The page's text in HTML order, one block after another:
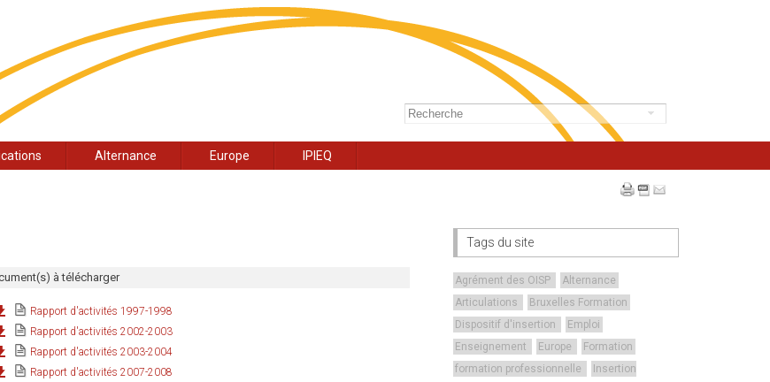
Alternance Europe IPIEQ
à télécharger
Rapport d'activités 1997-1998
Rapport d'activités 2002-2003
Rapport d'activités 2003-2004
Rapport d'activités 2007-2008
Tags du site
Agrément des OISP
Alternance
Articulations
Bruxelles Formation
Dispositif d'insertion
Emploi
Enseignement
Europe
Formation
formation professionnelle
Insertion